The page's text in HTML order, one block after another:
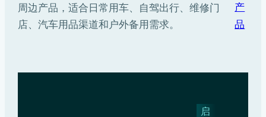
周边产品，适合日常用车、自驾出行、维修门
店、汽车用品渠道和户外备用需求。
产
品
启